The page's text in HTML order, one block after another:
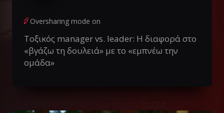
Oversharing mode on
Τοξικός manager vs. leader: Η διαφορά στο
«βγάζω τη δουλειά» με το «εμπνέω την
ομάδα»